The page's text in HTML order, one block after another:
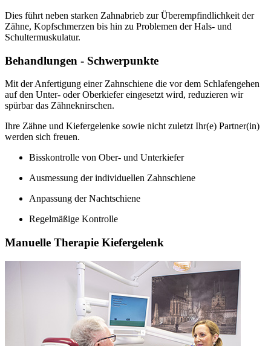
Dies führt neben starken Zahnabrieb zur Überempfindlichkeit der
Zähne, Kopfschmerzen bis hin zu Problemen der Hals- und
Schultermuskulatur.
Behandlungen - Schwerpunkte
Mit der Anfertigung einer Zahnschiene die vor dem Schlafengehen
auf den Unter- oder Oberkiefer eingesetzt wird, reduzieren wir
spürbar das Zähneknirschen.
Ihre Zähne und Kiefergelenke sowie nicht zuletzt Ihr(e) Partner(in)
werden sich freuen.
Bisskontrolle von Ober- und Unterkiefer
Ausmessung der individuellen Zahnschiene
Anpassung der Nachtschiene
Regelmäßige Kontrolle
Manuelle Therapie Kiefergelenk